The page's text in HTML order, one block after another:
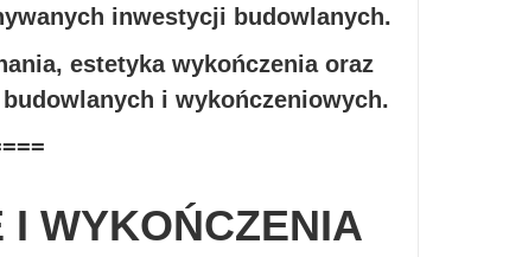
inwestycji budowlanych.
estetyka wykończenia oraz
i wykończeniowych.
WYKOŃCZENIA